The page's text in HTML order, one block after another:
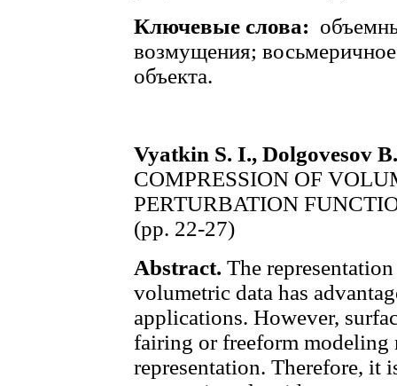
Ключевые слова:
возмущения;
объекта.
Vyatkin S. I., Dolgovesov
COMPRESSION OF
PERTURBATION
(pp. 22-27)
Abstract. The
volumetric data has
applications. However,
fairing or freeform
representation. Therefore, it